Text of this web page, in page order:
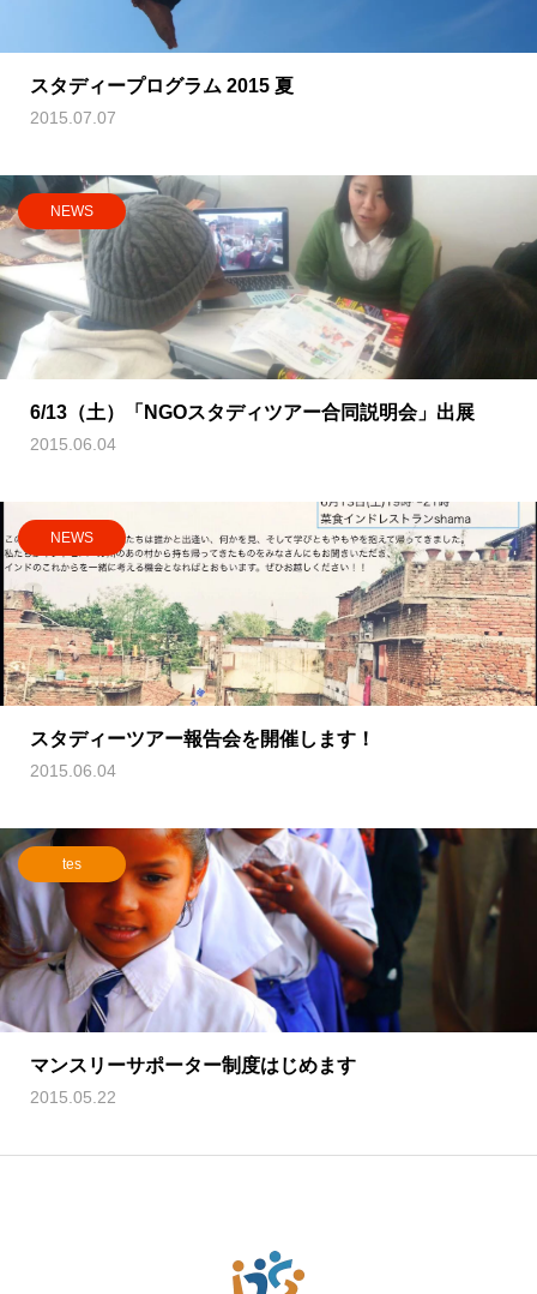
スタディープログラム 2015 夏
2015.07.07
NEWS
6/13（土）「NGOスタディツアー合同説明会」出展
2015.06.04
NEWS
スタディーツアー報告会を開催します！
2015.06.04
tes
マンスリーサポーター制度はじめます
2015.05.22